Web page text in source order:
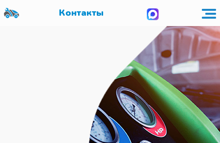
Контакты